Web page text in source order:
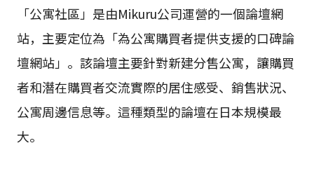
「公寓社區」是由Mikuru公司運營的一個論壇網
站，主要定位為「為公寓購買者提供支援的口碑論
壇網站」。該論壇主要針對新建分售公寓，讓購買
者和潛在購買者交流實際的居住感受、銷售狀況、
公寓周邊信息等。這種類型的論壇在日本規模最
大。